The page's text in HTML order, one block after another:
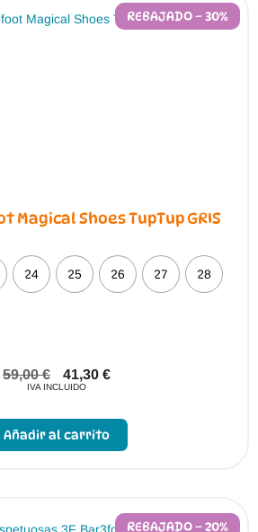
REBAJADO – 30%
Magical Shoes TupTup GRIS
24 25 26 27 28
59,00€ 41,30 €
IVA INCLUIDO
Añadir al carrito
se
pueden
REBAJADO – 20%